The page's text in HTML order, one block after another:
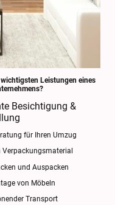
Leistungen eines
Besichtigung &
für Ihren Umzug
und Auspacken
von Möbeln
Transport